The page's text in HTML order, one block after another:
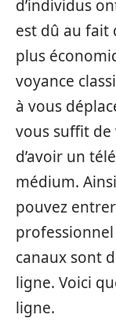
d’individus
est dû au fait
plus
voyance
à vous
vous suffit de
d’avoir un
médium.
pouvez
canaux sont
ligne. Voici
ligne.